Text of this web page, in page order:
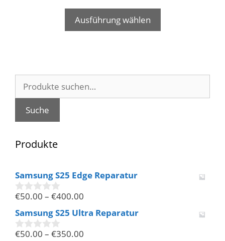
Ausführung wählen
nach:
Suche
Produkte
Samsung S25 Edge Reparatur
0
o
n
5
€50.00 – €400.00
Samsung S25 Ultra Reparatur
0
€50.00 – €350.00